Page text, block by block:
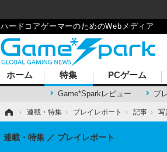
ハードコアゲーマーのためのWebメディア
ホーム 特集
Game*Sparkレビュー プ
PCゲーム
› 連載・特集 › プレイレポート › 記事 › 写
連載・特集 プレイレポート